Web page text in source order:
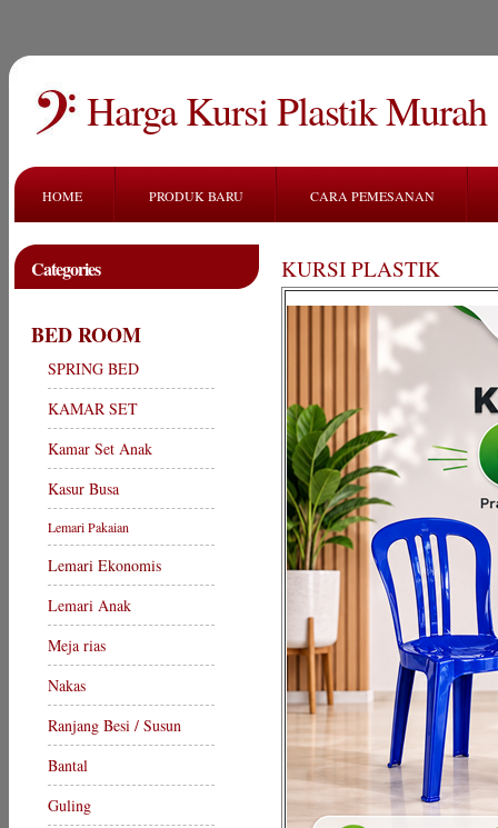
Harga Kursi Plastik Murah
HOME PRODUK BARU CARA PEMESANAN
Categories
BED ROOM
SPRING BED
KAMAR SET
Kamar Set Anak
Kasur Busa
Lemari Pakaian
Lemari Ekonomis
Lemari Anak
Meja rias
Nakas
Ranjang Besi / Susun
Bantal
Guling
KURSI PLASTIK